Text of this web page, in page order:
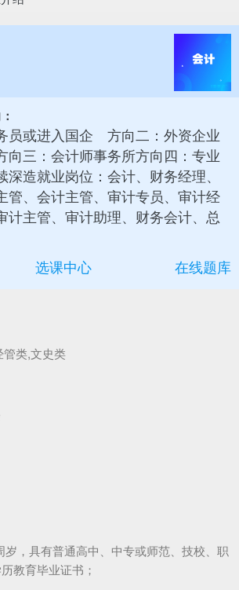
员或进入国企 方向二：外资企业
三：会计师事务所方向四：专业
造就业岗位：会计、财务经理、
管、会计主管、审计专员、审计经
计主管、审计助理、财务会计、总
选课中心 在线题库
管类,文史类
岁，具有普通高中、中专或师范、技校、职
教育毕业证书；